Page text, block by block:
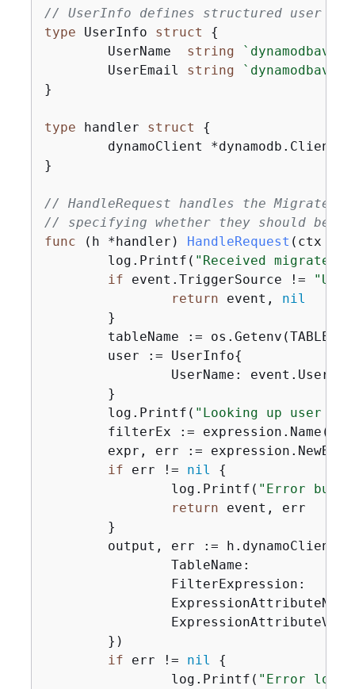
// UserInfo defines structured user
type UserInfo struct
{
	UserName
string
	UserEmail
string
}
type handler struct
{
}
// HandleRequest handles the
// specifying whether they should be
func
(h *handler) HandleRequest (ctx
	log.Printf(
"Received migrate
if event.TriggerSource !=
return event, nil
	user := UserInfo
{
	log.Printf(
"Looking up user
	filterEx := expression.Name(
if err != nil
{
		log.Printf(
"Error
return event, err
output, err :=
if err != nil
{
		log.Printf(
"Error